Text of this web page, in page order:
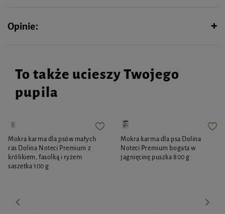
Opinie:
To także ucieszy Twojego
pupila
Mokra karma dla psów małych
ras Dolina Noteci Premium z
królikiem, fasolką i ryżem
saszetka 100 g
Mokra karma dla psa Dolina
Noteci Premium bogata w
jagnięcinę puszka 800 g